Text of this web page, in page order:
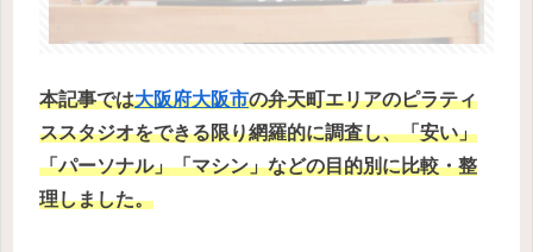
本記事では大阪府大阪市の弁天町エリアのピラティ
ススタジオをできる限り網羅的に調査し、「安い」
「パーソナル」「マシン」などの目的別に比較・整
理しました。